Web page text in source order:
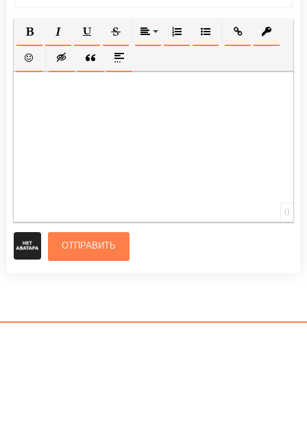
ПОЛУЖИРНЫЙ
КУРСИВПОДЧЕРКНУТЫЙ
ЗАЧЕРКНУТЫЙВЫРАВНИВАНИЕ
НУМЕРОВАННЫЙ СПИСОК
МАРКИРОВАННЫЙ
ВСТАВИТЬ
ВСТАВИТЬ СМАЙЛИК
ВСТАВКА СКРЫТОГО ТЕКСТА
ВСТАВКА ЦИТАТЫ
ВСТАВКА СПОЙЛЕРА
0
ОТПРАВИТЬ